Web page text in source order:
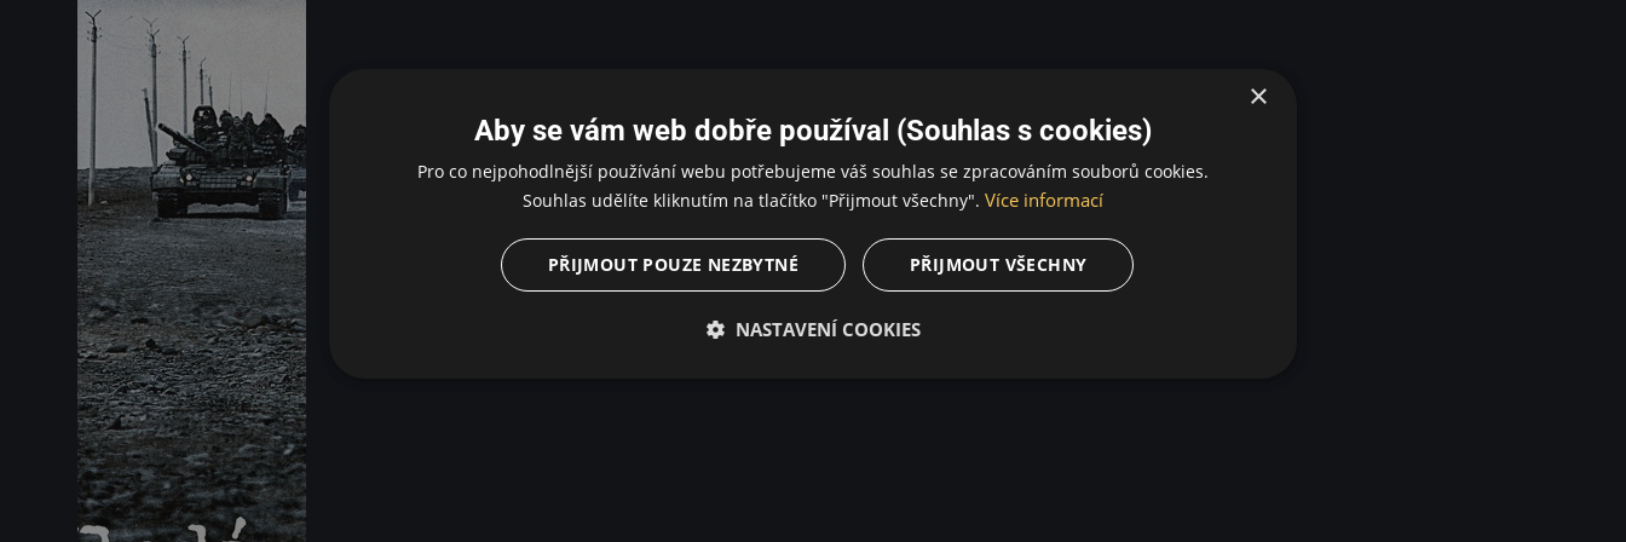
×
Aby se vám web dobře používal (Souhlas s cookies)
Pro co nejpohodlnější používání webu potřebujeme váš souhlas se zpracováním souborů cookies.
Souhlas udělíte kliknutím na tlačítko "Přijmout všechny". Více informací
PŘIJMOUT VŠECHNY
PŘIJMOUT POUZE NEZBYTNÉ
NASTAVENÍ COOKIES